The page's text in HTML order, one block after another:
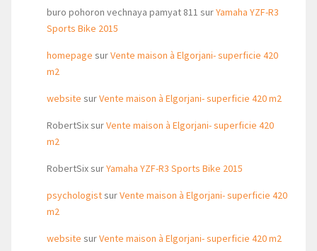
buro pohoron vechnaya pamyat 811 surYamaha YZF-R3
Sports Bike 2015
homepage surVente maison à Elgorjani- superficie 420
m2
website surVente maison à Elgorjani- superficie 420 m2
RobertSixsurVente maison à Elgorjani- superficie 420
m2
RobertSixsurYamaha YZF-R3 Sports Bike 2015
psychologistsurVente maison à Elgorjani- superficie 420
m2
website surVente maison à Elgorjani- superficie 420 m2